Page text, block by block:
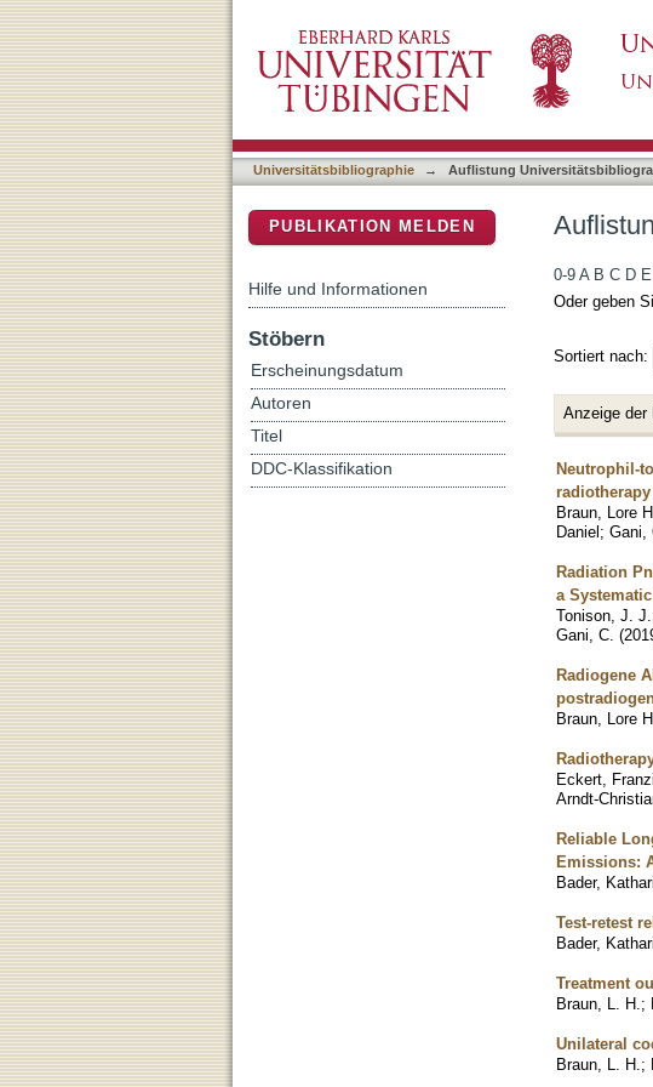
Universitätsbibliographie → Auflistung
0-9 A B C D E
Oder geben
Sortiert nach:
Anzeige der
Neutrophil-
Braun, Lore
Daniel; Gani,
Radiation
a
Tonison, J. J.
Gani, C. (
Radiogene
Braun, Lore
Eckert,
Arndt-
Reliable
Emissions:
Bader,
Test-retest
Bader,
Treatment
Braun, L. H. ;
Unilateral
Braun, L. H. ;
PUBLIKATION MELDEN
Hilfe und Informationen
Stöbern
Erscheinungsdatum
Autoren
Titel
DDC-Klassifikation